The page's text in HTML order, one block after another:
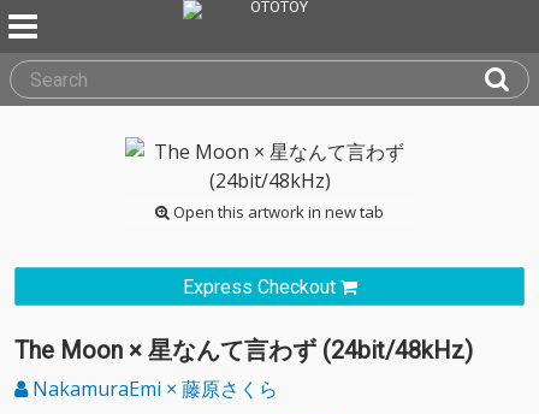
Open this artwork in new tab
Express Checkout
The Moon × 星なんて言わず (24bit/48kHz)
NakamuraEmi × 藤原さくら